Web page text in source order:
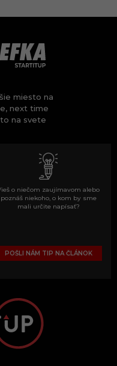
miesto na
next time
na svete
o niečom zaujímavom alebo
poznáš niekoho, o kom by sme
mali určite napísať?
POŠLI NÁM TIP NA ČLÁNOK